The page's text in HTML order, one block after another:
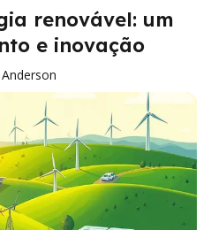
vel: um ciclo de crescimento
e inovação
renovável: um
e inovação